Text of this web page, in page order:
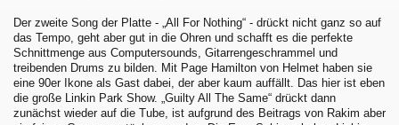
Der zweite Song der Platte - „All For Nothing“ - drückt nicht ganz so auf
das Tempo, geht aber gut in die Ohren und schafft es die perfekte
Schnittmenge aus Computersounds, Gitarrengeschrammel und
treibenden Drums zu bilden. Mit Page Hamilton von Helmet haben sie
eine 90er Ikone als Gast dabei, der aber kaum auffällt. Das hier ist eben
die große Linkin Park Show. „Guilty All The Same“ drückt dann
zunächst wieder auf die Tube, ist aufgrund des Beitrags von Rakim aber